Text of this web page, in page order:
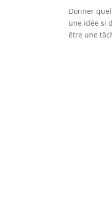
Donner
une idée si
être une